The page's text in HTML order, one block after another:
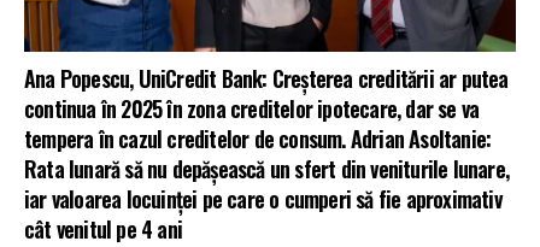
Ana Popescu, UniCredit Bank: Creșterea creditării ar putea
continua în 2025 în zona creditelor ipotecare, dar se va
tempera în cazul creditelor de consum. Adrian Asoltanie:
Rata lunară să nu depășească un sfert din veniturile lunare,
iar valoarea locuinței pe care o cumperi să fie aproximativ
cât venitul pe 4 ani